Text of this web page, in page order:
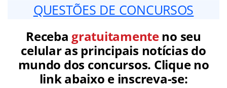
QUESTÕES DE CONCURSOS
Receba gratuitamenteno seu
celular as principais notícias do
mundo dos concursos. Clique no
link abaixo e inscreva-se: